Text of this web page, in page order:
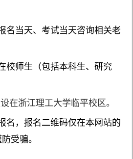
名当天、考试当天咨询相关老
校师生（包括本科生、研究
在浙江理工大学临平校区。
名，报名二维码仅在本网站的
受骗。